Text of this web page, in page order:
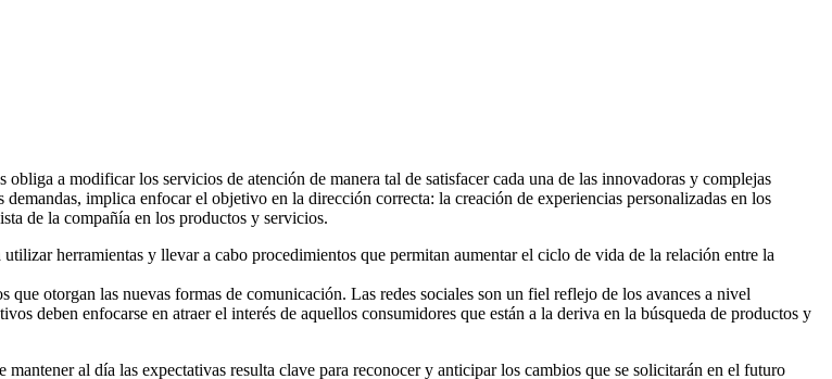
a modificar los servicios de atención de manera tal de satisfacer cada una de las innovadoras y complejas
implica enfocar el objetivo en la dirección correcta: la creación de experiencias personalizadas en los
de la compañía en los productos y servicios.
herramientas y llevar a cabo procedimientos que permitan aumentar el ciclo de vida de la relación entre la
otorgan las nuevas formas de comunicación. Las redes sociales son un fiel reflejo de los avances a nivel
deben enfocarse en atraer el interés de aquellos consumidores que están a la deriva en la búsqueda de productos y
al día las expectativas resulta clave para reconocer y anticipar los cambios que se solicitarán en el futuro